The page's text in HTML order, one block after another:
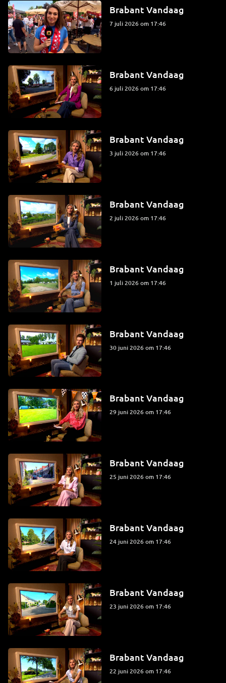
Brabant Vandaag
7 juli 2026 om 17:46
Brabant Vandaag
6 juli 2026 om 17:46
Brabant Vandaag
3 juli 2026 om 17:46
Brabant Vandaag
2 juli 2026 om 17:46
Brabant Vandaag
1 juli 2026 om 17:46
Brabant Vandaag
30 juni 2026 om 17:46
Brabant Vandaag
29 juni 2026 om 17:46
Brabant Vandaag
25 juni 2026 om 17:46
Brabant Vandaag
24 juni 2026 om 17:46
Brabant Vandaag
23 juni 2026 om 17:46
Brabant Vandaag
22 juni 2026 om 17:46